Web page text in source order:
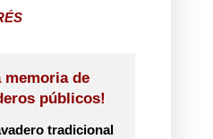
memoria de
públicos!
tradicional